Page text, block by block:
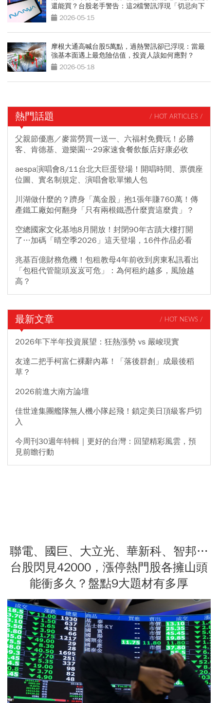
還能買？台股老手警告：這2檔警訊浮現「切忌向下
攤平」
2026-05-15
摩根大通高喊台股5萬點，過熱警訊卻已浮現：當最
強基本面遇上最危險估值，投資人該如何應對？
2026-05-18
熱門話題 / HOT ARTICLES /
父親節優惠／麥當勞買一送一、六福村免費玩！必勝
客、肯德基、遊樂園…29家速食餐飲飯店好康必收
aespa演唱會8/11台北大巨蛋登場！開唱時間、票價座
位圖、實名制規定、演唱會歌單懶人包
川湖做什麼的？躋身「萬金股」抱1張年賺760萬！傳
產鐵工廠如何翻身「只有兩根鐵憑什麼賣這麼貴」？
空總國家文化基地8月開放！封閉90年古蹟大樓打開
了…加碼「晴空季2026」這天登場，16件作品必看
兆基百億財務危機！包租教母4年前收到房東私訊看出
「包租代管龍頭岌岌可危」：為何租約越多，風險越
高？
最新文章 / HOT NEWS /
2026年下半年投資展望：狂熱漲勢 vs 嚴峻現實
友達二把手柯富仁裸辭內幕！「落後群創」成最後稻
草？
2026前進大南方論壇
佳世達集團艦隊無人機小隊起飛！鎖定美日頂級客戶切
入
今周刊30週年特輯｜更好的台灣：回望精彩風雲，預
見前瞻行動
聯電、國巨、大立光、華新科、智邦…
台股閃見42000，漲停熱門股各擁山頭
能衝多久？盤點9大題材有多厚